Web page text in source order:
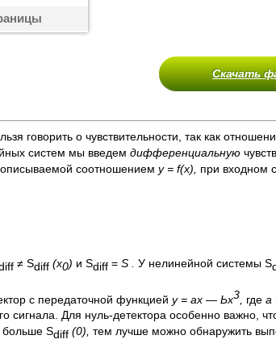
Скачать
говорить о чувствительности, так как
систем мы введем дифференциальную
соотношением у = f(x), при входном
≠ Sdiff (x0) и Sdiff = S У нелинейной системы S
с передаточной функцией у = ах — Ьх3 где а
сигнала. Для нуль-детектора особенно важно,
больше Sdiff (0), тем лучше можно обнаружить